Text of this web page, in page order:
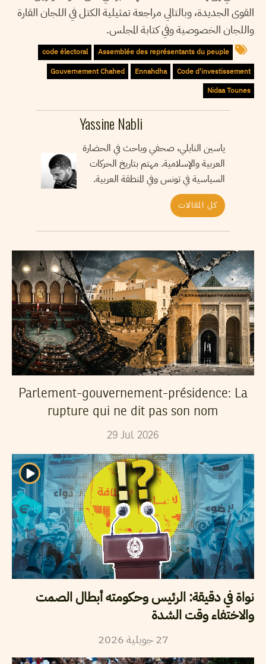
القوى الجديدة، وبالتالي مراجعة تمثيلية الكتل في اللجان القارة
واللجان الخصوصية وفي كتابة المجلس.
Assemblée des représentants du peuple
code électoral
Code d'investissement
Ennahdha
Gouvernement Chahed
Nidaa Tounes
Yassine Nabli
ياسين النابلي، صحفي وباحث في الحضارة
العربية والإسلامية. مهتم بتاريخ الحركات
السياسية في تونس وفي المنطقة العربية.
كل المقالات
Parlement-gouvernement-présidence: La
rupture qui ne dit pas son nom
29 Jul 2026
نواة في دقيقة: الرئيس وحكومته أبطال الصمت
والاختفاء وقت الشدة
27 جويلية2026